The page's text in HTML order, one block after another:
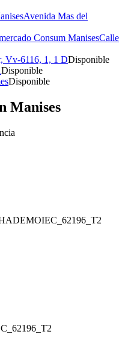
Avenida Mas del
Consum ManisesCalle
Vv-6116, 1, 1 DDisponible
Disponible
Disponible
Manises
IEC_62196_T2